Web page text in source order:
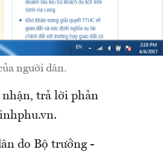
người dân.
nhận, trả lời phản
do Bộ trưởng -